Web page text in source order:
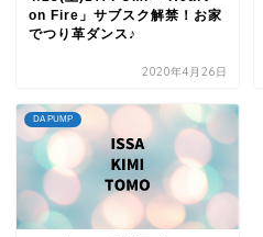
on Fire」サブスク解禁！お家
でつり革ダンス♪
2020年4月26日
DA PUMP